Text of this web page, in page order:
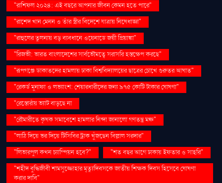
"রাশিফল ২০২৪: এই বছরে আপনার জীবন কেমন হতে পারে"
"রাশেদ খান মেনন ও তাঁর স্ত্রীর বিদেশে যাত্রায় নিষেধাজ্ঞা"
"রাহুলের তুলনায় বড় ব্যবধানে ওয়েনাডে জয়ী প্রিয়াঙ্কা"
"রিজভী: ভারত বাংলাদেশের সার্বভৌমত্বে সরাসরি হস্তক্ষেপ করছে"
"রূপগঞ্জে ডাকাতদের হামলায় ঢাকা বিশ্ববিদ্যালয়ের ছাত্রের চোখে গুরুতর আঘাত"
"রেকর্ড মুনাফা ও লভ্যাংশ: শেয়ারধারীদের জন্য ৯৭৫ কোটি টাকার ঘোষণা"
"রেস্তোরাঁয় ভ্যাট বাড়ছে না
"রৌমারীতে কৃষক সমাবেশে হামলার নিন্দা জানালো গণতন্ত্র মঞ্চ"
"লাঠি দিয়ে ভর দিয়ে টিসিবির ট্রাক খুঁজছেন বিল্লাল সরদার"
"লিভারপুল কখন চ্যাম্পিয়ন হবে?"
"শত বছর আগে ঢাকায় ইফতার ও সাহ্‌রি"
"শহীদ বুদ্ধিজীবী শামসুজ্জোহার মৃত্যুদিবসকে জাতীয় শিক্ষক দিবস হিসেবে ঘোষণা
করার দাবি"